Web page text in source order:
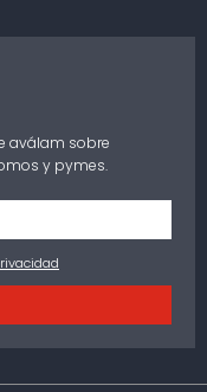
aválam sobre
y pymes.